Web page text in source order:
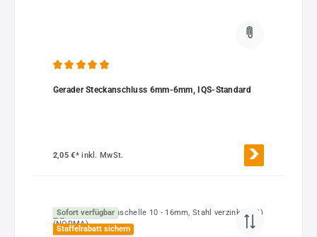
Gerader Steckanschluss 6mm-6mm, IQS-Standard
2,05 €*inkl. MwSt.
Sofort verfügbar
Staffelrabatt sichern